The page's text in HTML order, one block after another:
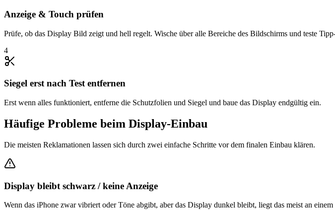
Anzeige & Touch prüfen
Prüfe, ob das Display Bild zeigt und hell regelt. Wische über alle Bereiche des Bildschirms und teste
4
Siegel erst nach Test entfernen
Erst wenn alles funktioniert, entferne die Schutzfolien und Siegel und baue das Display endgültig ein.
Häufige Probleme beim Display-Einbau
Die meisten Reklamationen lassen sich durch zwei einfache Schritte vor dem finalen Einbau klären.
Display bleibt schwarz / keine Anzeige
Wenn das iPhone zwar vibriert oder Töne abgibt, aber das Display dunkel bleibt, liegt das meist an